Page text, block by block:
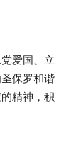
爱国、立
保罗和谐
精神，积